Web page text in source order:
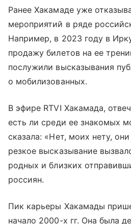
Ранее Хакамаде уже
мероприятий в ряде
Например, в 2023 году в
продажу билетов на ее
послужили высказывания
о мобилизованных.
В эфире RTVI Хакамада,
есть ли среди ее знакомых
сказала: «Нет, моих нету,
резкое высказывание
родных и близких
россиян.
Пик карьеры Хакамады
начало 2000-х гг. Она была